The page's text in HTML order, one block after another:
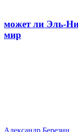
может ли Эль-
мир
Александр Березин